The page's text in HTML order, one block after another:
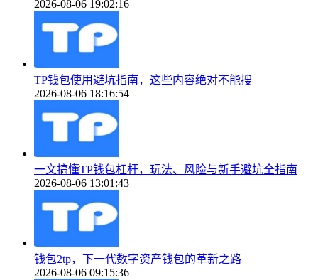
2026-08-06 19:02:16
TP钱包使用避坑指南，这些内容绝对不能搜
2026-08-06 18:16:54
一文搞懂TP钱包杠杆，玩法、风险与新手避坑全指南
2026-08-06 13:01:43
钱包2tp，下一代数字资产钱包的革新之路
2026-08-06 09:15:36